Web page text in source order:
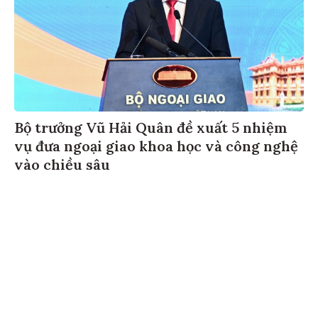
Bộ trưởng Vũ Hải Quân đề xuất 5 nhiệm
vụ đưa ngoại giao khoa học và công nghệ
vào chiều sâu